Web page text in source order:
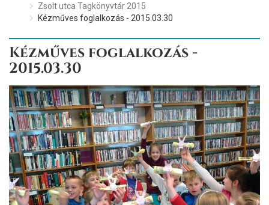
Zsolt utca Tagkönyvtár 2015
Kézműves foglalkozás - 2015.03.30
Kézműves foglalkozás -
2015.03.30